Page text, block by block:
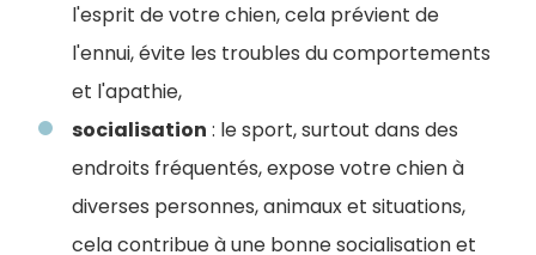
l'esprit de votre chien, cela prévient de
l'ennui, évite les troubles du comportements
et l'apathie,
socialisation : le sport, surtout dans des
endroits fréquentés, expose votre chien à
diverses personnes, animaux et situations,
cela contribue à une bonne socialisation et